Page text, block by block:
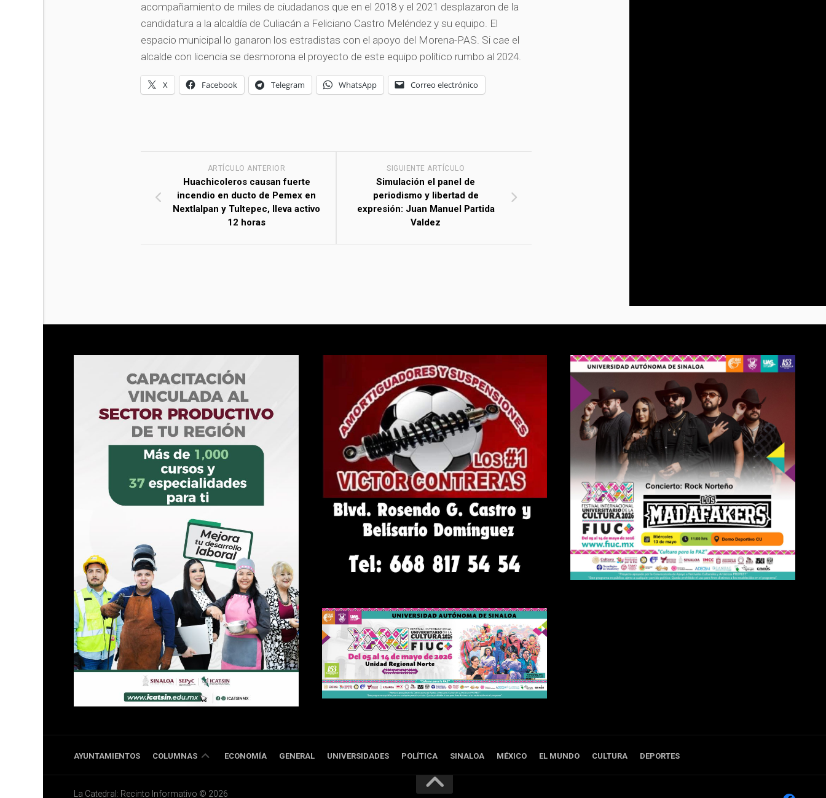
acompañamiento de miles de ciudadanos que en el 2018 y el 2021 desplazaron de la
candidatura a la alcaldía de Culiacán a Feliciano Castro Meléndez y su equipo. El
espacio municipal lo ganaron los estradistas con el apoyo del Morena-PAS. Si cae el
alcalde con licencia se desmorona el proyecto de este equipo político rumbo al 2024.
X Facebook Telegram WhatsApp Correo electrónico
SIGUIENTE ARTÍCULO
Simulación el panel de
periodismo y libertad de
expresión: Juan Manuel Partida
Valdez
ARTÍCULO ANTERIOR
Huachicoleros causan fuerte
incendio en ducto de Pemex en
Nextlalpan y Tultepec, lleva activo
12 horas
AYUNTAMIENTOS COLUMNAS
RR
ECONOMÍA GENERAL UNIVERSIDADES POLÍTICA SINALOA MÉXICO EL MUNDO CULTURA DEPORTES
La Catedral: Recinto Informativo © 2026